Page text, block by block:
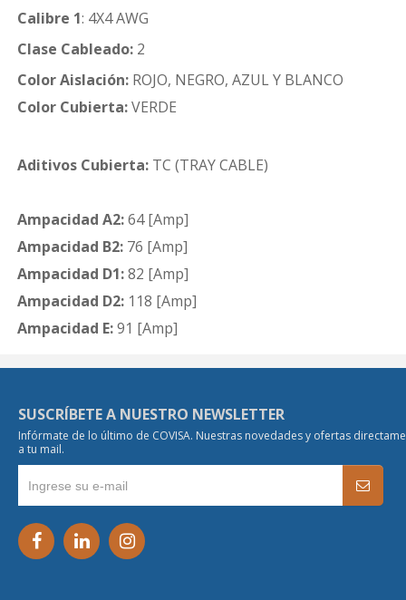
Calibre 1: 4X4 AWG
Clase Cableado: 2
Color Aislación: ROJO, NEGRO, AZUL Y BLANCO
Color Cubierta:VERDE
Aditivos Cubierta: TC (TRAY CABLE)
Ampacidad A2:64 [Amp]
Ampacidad B2: 76 [Amp]
Ampacidad D1:82 [Amp]
Ampacidad D2: 118 [Amp]
Ampacidad E:91 [Amp]
SUSCRÍBETE A NUESTRO NEWSLETTER
Infórmate de lo último de COVISA. Nuestras novedades y ofertas
a tu mail.